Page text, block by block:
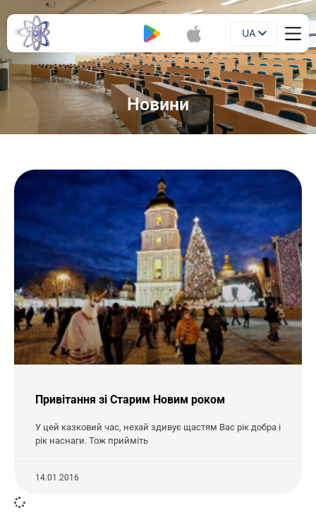
UA
EN
Новини
Привітання зі Старим Новим роком
У цей казковий час, нехай здивує щастям Вас рік добра і
рік наснаги. Тож прийміть
14.01.2016